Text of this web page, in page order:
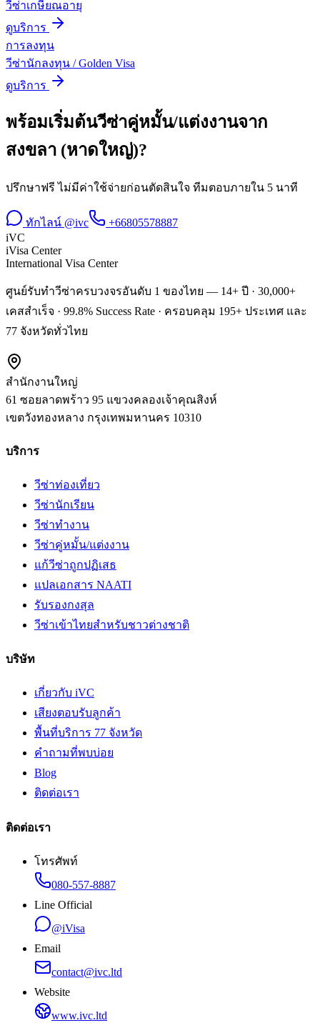
วีซ่าเกษียณอายุ
ดูบริการ
การลงทุน
วีซ่านักลงทุน / Golden Visa
ดูบริการ
พร้อมเริ่มต้นวีซ่าคู่หมั้น/แต่งงานจาก
สงขลา (หาดใหญ่)?
ปรึกษาฟรี ไม่มีค่าใช้จ่ายก่อนตัดสินใจ ทีมตอบภายใน 5 นาที
ทักไลน์ @ivc
+66805578887
iVC
iVisa Center
International Visa Center
ศูนย์รับทำวีซ่าครบวงจรอันดับ 1 ของไทย — 14+ ปี · 30,000+
เคสสำเร็จ · 99.8% Success Rate · ครอบคลุม 195+ ประเทศ และ
77 จังหวัดทั่วไทย
สำนักงานใหญ่
61 ซอยลาดพร้าว 95 แขวงคลองเจ้าคุณสิงห์
เขตวังทองหลาง กรุงเทพมหานคร 10310
บริการ
วีซ่าท่องเที่ยว
วีซ่านักเรียน
วีซ่าทำงาน
วีซ่าคู่หมั้น/แต่งงาน
แก้วีซ่าถูกปฏิเสธ
แปลเอกสาร NAATI
รับรองกงสุล
วีซ่าเข้าไทยสำหรับชาวต่างชาติ
บริษัท
เกี่ยวกับ iVC
เสียงตอบรับลูกค้า
พื้นที่บริการ 77 จังหวัด
คำถามที่พบบ่อย
Blog
ติดต่อเรา
ติดต่อเรา
โทรศัพท์
080-557-8887
Line Official
@iVisa
Email
contact@ivc.ltd
Website
www.ivc.ltd